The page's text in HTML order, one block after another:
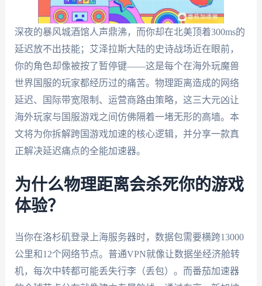
深夜的暴风城酒馆人声鼎沸，而你却在北美顶着300ms的
延迟放不出技能；艾泽拉斯大陆的史诗战场近在眼前，
你的角色却像被按了暂停键——这是每个在海外玩魔兽
世界国服的玩家都经历过的痛苦。物理距离造成的网络
延迟、国际带宽限制、运营商路由策略，这三大元凶让
海外玩家与国服游戏之间仿佛隔着一堵无形的高墙。本
文将为你拆解跨国游戏加速的核心逻辑，并分享一款真
正解决延迟痛点的全能加速器。
为什么物理距离会杀死你的游戏
体验？
当你在洛杉矶登录上海服务器时，数据包需要横跨13000
公里和12个网络节点。普通VPN就像让数据坐经济舱转
机，每次中转都可能丢失行李（丢包）。而番茄加速器